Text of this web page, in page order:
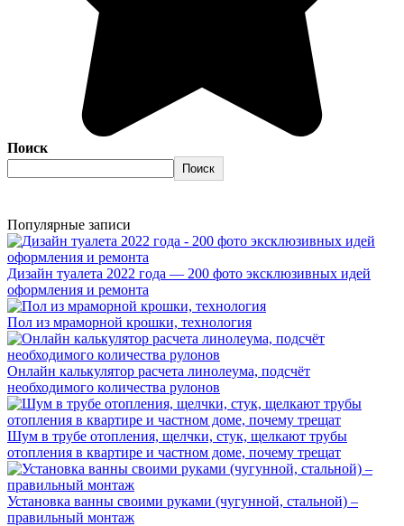
Поиск
Поиск
Популярные записи
Дизайн туалета 2022 года — 200 фото эксклюзивных идей
оформления и ремонта
Пол из мраморной крошки, технология
Онлайн калькулятор расчета линолеума, подсчёт
необходимого количества рулонов
Шум в трубе отопления, щелчки, стук, щелкают трубы
отопления в квартире и частном доме, почему трещат
Установка ванны своими руками (чугунной, стальной) –
правильный монтаж